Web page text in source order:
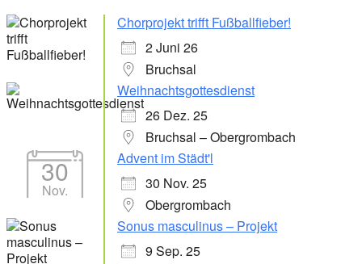
Chorprojekt trifft Fußballfieber!
2 Juni 26
Bruchsal
Weihnachtsgottesdienst
26 Dez. 25
Bruchsal – Obergrombach
30
Nov.
Advent im Städt'l
30 Nov. 25
Obergrombach
Sonus masculinus – Projekt
9 Sep. 25